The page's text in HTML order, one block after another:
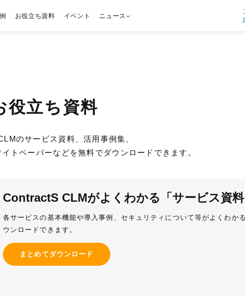
お役立ち資料 イベント ニュース
役立ち資料
のサービス資料、活用事例集、
トペーパーなどを無料でダウンロードできます。
ContractS CLMがよくわかる「サービス資料
各サービスの基本機能や導入事例、セキュリティについて等がよくわか
ウンロードできます。
まとめてダウンロード